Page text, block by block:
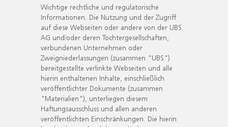
Wichtige rechtliche und regulatorische
Informationen. Die Nutzung und der Zugriff
auf diese Webseiten oder andere von der UBS
AG und/oder deren Tochtergesellschaften,
verbundenen Unternehmen oder
Zweigniederlassungen (zusammen "UBS")
bereitgestellte verlinkte Webseiten und alle
hierin enthaltenen Inhalte, einschließlich
veröffentlichter Dokumente (zusammen
"Materialien"), unterliegen diesem
Haftungsausschluss und allen anderen
veröffentlichten Einschränkungen. Die hierin